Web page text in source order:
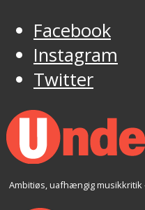
Facebook
Instagram
Twitter
Ambitiøs, uafhængig